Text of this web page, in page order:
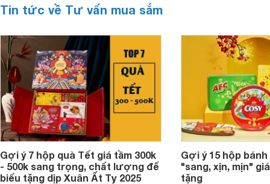
Tin tức về Tư vấn mua sắm
Gợi ý 7 hộp quà Tết giá tầm 300k
- 500k sang trọng, chất lượng để
biếu tặng dịp Xuân Ất Tỵ 2025
Gợi ý 15 hộp
"sang, xịn, mịn"
tặng